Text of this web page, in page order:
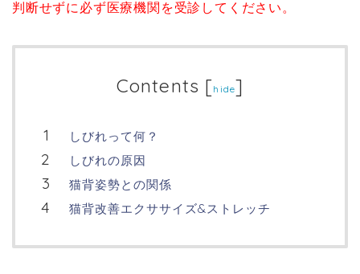
判断せずに必ず医療機関を受診してください。
Contents [hide]
しびれって何？
しびれの原因
猫背姿勢との関係
猫背改善エクササイズ&ストレッチ